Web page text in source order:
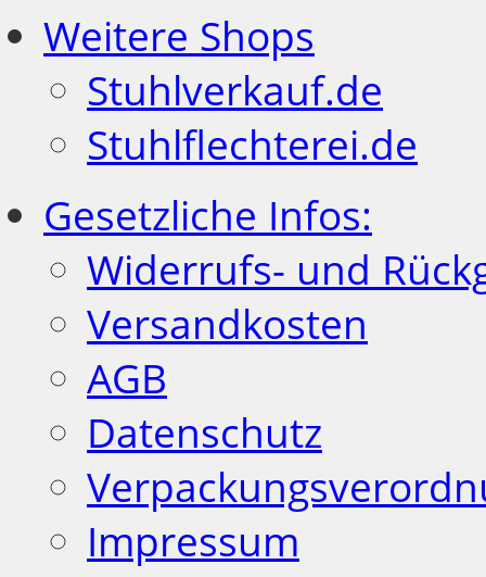
Weitere Shops
Stuhlverkauf.de
Stuhlflechterei.de
Gesetzliche Infos:
Widerrufs- und
Versandkosten
AGB
Datenschutz
Impressum